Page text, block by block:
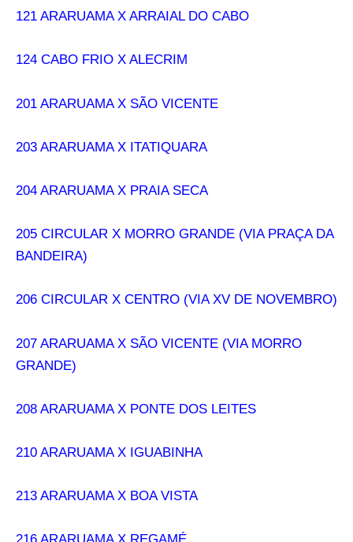
121 ARARUAMA X ARRAIAL DO CABO
124 CABO FRIO X ALECRIM
201 ARARUAMA X SÃO VICENTE
203 ARARUAMA X ITATIQUARA
204 ARARUAMA X PRAIA SECA
205 CIRCULAR X MORRO GRANDE (VIA PRAÇA DA
BANDEIRA)
206 CIRCULAR X CENTRO (VIA XV DE NOVEMBRO)
207 ARARUAMA X SÃO VICENTE (VIA MORRO
GRANDE)
208 ARARUAMA X PONTE DOS LEITES
210 ARARUAMA X IGUABINHA
213 ARARUAMA X BOA VISTA